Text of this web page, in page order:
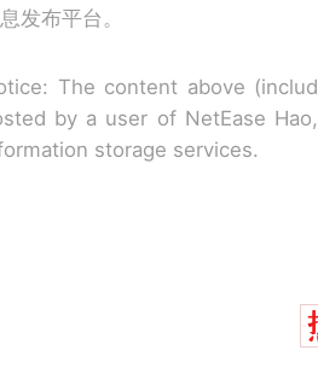
发布平台。
The content above
by a user of NetEase
storage services.